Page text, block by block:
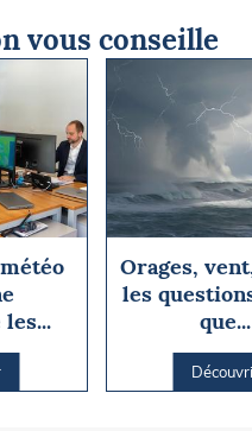
vous conseille
Orages,
les
que...